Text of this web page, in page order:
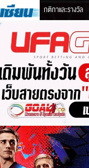
กติกาและรางวัล